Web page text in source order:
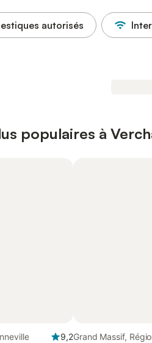
autorisés
populaires à
9,2Grand Massif,